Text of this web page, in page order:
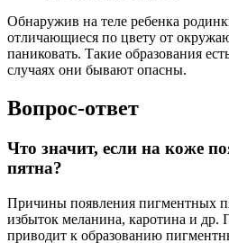
Обнаружив на теле ребенка
отличающиеся по цвету от
паниковать. Такие образования
случаях они бывают опасны.
Вопрос-ответ
Что значит, если на коже
пятна?
Причины появления пигментных
избыток меланина, каротина и др.
приводит к образованию